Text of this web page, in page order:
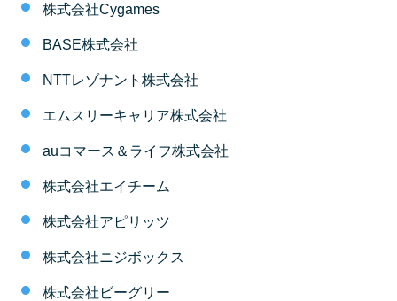
株式会社Cygames
BASE株式会社
NTTレゾナント株式会社
エムスリーキャリア株式会社
auコマース＆ライフ株式会社
株式会社エイチーム
株式会社アピリッツ
株式会社ニジボックス
株式会社ビーグリー